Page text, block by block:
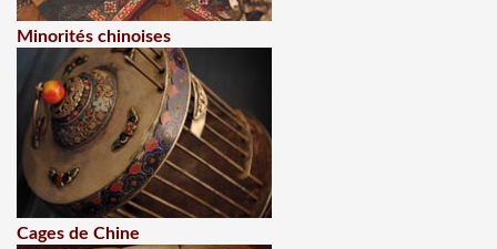
Minorités chinoises
Cages de Chine